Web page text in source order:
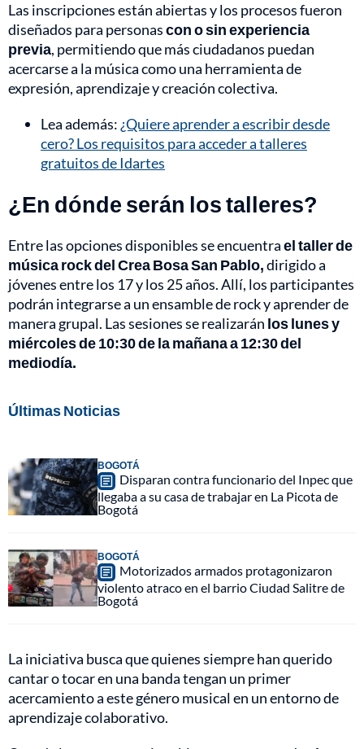
Las inscripciones están abiertas y los procesos fueron
diseñados para personascon o sin experiencia
previa, permitiendo que más ciudadanos puedan
acercarse a la música como una herramienta de
expresión, aprendizaje y creación colectiva.
Lea además: ¿Quiere aprender a escribir desde
cero? Los requisitos para acceder a talleres
gratuitos de Idartes
¿En dónde serán los talleres?
Entre las opciones disponibles se encuentrael taller de
música rock del Crea Bosa San Pablo,dirigido a
jóvenes entre los 17 y los 25 años. Allí, los participantes
podrán integrarse a un ensamble de rock y aprender de
manera grupal. Las sesiones se realizarán los lunes y
miércoles de 10:30 de la mañana a 12:30 del
mediodía.
Últimas Noticias
BOGOTÁ
Disparan contra funcionario del Inpec que
llegaba a su casa de trabajar en La Picota de
Bogotá
BOGOTÁ
Motorizados armados protagonizaron
violento atraco en el barrio Ciudad Salitre de
Bogotá
La iniciativa busca que quienes siempre han querido
cantar o tocar en una banda tengan un primer
acercamiento a este género musical en un entorno de
aprendizaje colaborativo.